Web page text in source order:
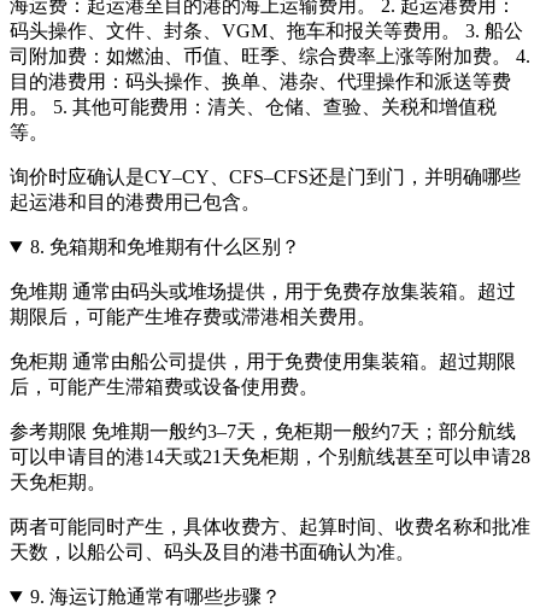
海运费：起运港至目的港的海上运输费用。 2. 起运港费用：
码头操作、文件、封条、VGM、拖车和报关等费用。 3. 船公
司附加费：如燃油、币值、旺季、综合费率上涨等附加费。 4.
目的港费用：码头操作、换单、港杂、代理操作和派送等费
用。 5. 其他可能费用：清关、仓储、查验、关税和增值税
等。
询价时应确认是CY–CY、CFS–CFS还是门到门，并明确哪些
起运港和目的港费用已包含。
8. 免箱期和免堆期有什么区别？
免堆期 通常由码头或堆场提供，用于免费存放集装箱。超过
期限后，可能产生堆存费或滞港相关费用。
免柜期 通常由船公司提供，用于免费使用集装箱。超过期限
后，可能产生滞箱费或设备使用费。
参考期限 免堆期一般约3–7天，免柜期一般约7天；部分航线
可以申请目的港14天或21天免柜期，个别航线甚至可以申请28
天免柜期。
两者可能同时产生，具体收费方、起算时间、收费名称和批准
天数，以船公司、码头及目的港书面确认为准。
9. 海运订舱通常有哪些步骤？